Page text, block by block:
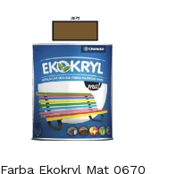
Farba Ekokryl Mat 0670